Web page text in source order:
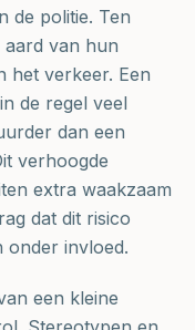
de politie. Ten
aard van hun
het verkeer. Een
de regel veel
dan een
verhoogde
extra waakzaam
dat dit risico
onder invloed.
een kleine